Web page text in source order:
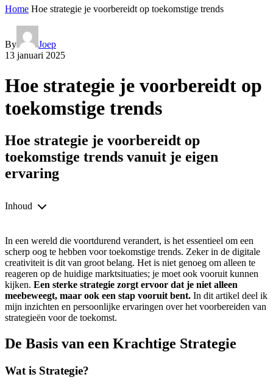
Home Hoe strategie je voorbereidt op toekomstige trends
By
Joep
13 januari 2025
Hoe strategie je voorbereidt op
toekomstige trends
Hoe strategie je voorbereidt op
toekomstige trends vanuit je eigen
ervaring
Inhoud
In een wereld die voortdurend verandert, is het essentieel om een
scherp oog te hebben voor toekomstige trends. Zeker in de digitale
creativiteit is dit van groot belang. Het is niet genoeg om alleen te
reageren op de huidige marktsituaties; je moet ook vooruit kunnen
kijken. Een sterke strategie zorgt ervoor dat je niet alleen
meebeweegt, maar ook een stap vooruit bent. In dit artikel deel ik
mijn inzichten en persoonlijke ervaringen over het voorbereiden van
strategieën voor de toekomst.
De Basis van een Krachtige Strategie
Wat is Strategie?